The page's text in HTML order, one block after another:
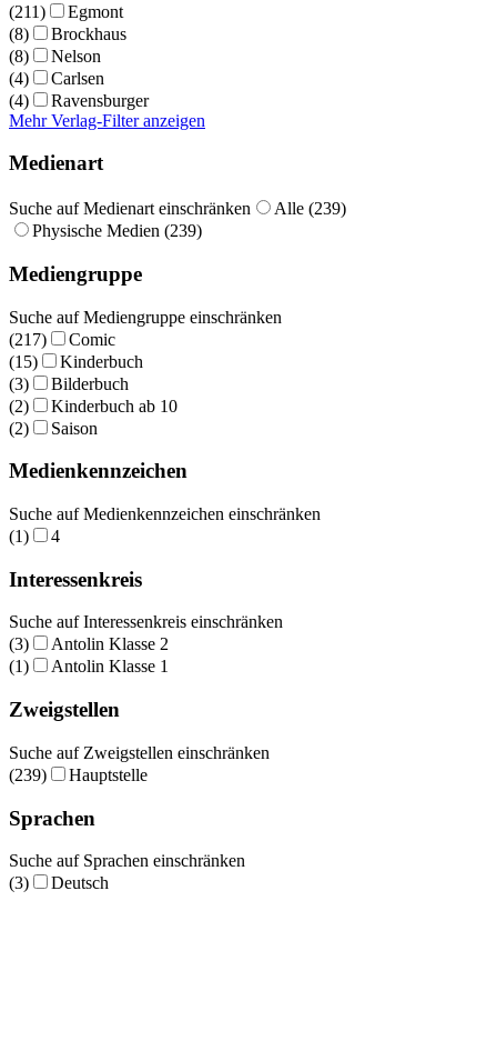
(211)
Egmont
(8)
Brockhaus
(8)
Nelson
(4)
Carlsen
(4)
Ravensburger
Mehr Verlag-Filter anzeigen
Medienart
Suche auf Medienart einschränken
Alle (239)
Physische Medien (239)
Mediengruppe
Suche auf Mediengruppe einschränken
(217)
Comic
(15)
Kinderbuch
(3)
Bilderbuch
(2)
Kinderbuch ab 10
(2)
Saison
Medienkennzeichen
Suche auf Medienkennzeichen einschränken
(1)
4
Interessenkreis
Suche auf Interessenkreis einschränken
(3)
Antolin Klasse 2
(1)
Antolin Klasse 1
Zweigstellen
Suche auf Zweigstellen einschränken
(239)
Hauptstelle
Sprachen
Suche auf Sprachen einschränken
(3)
Deutsch